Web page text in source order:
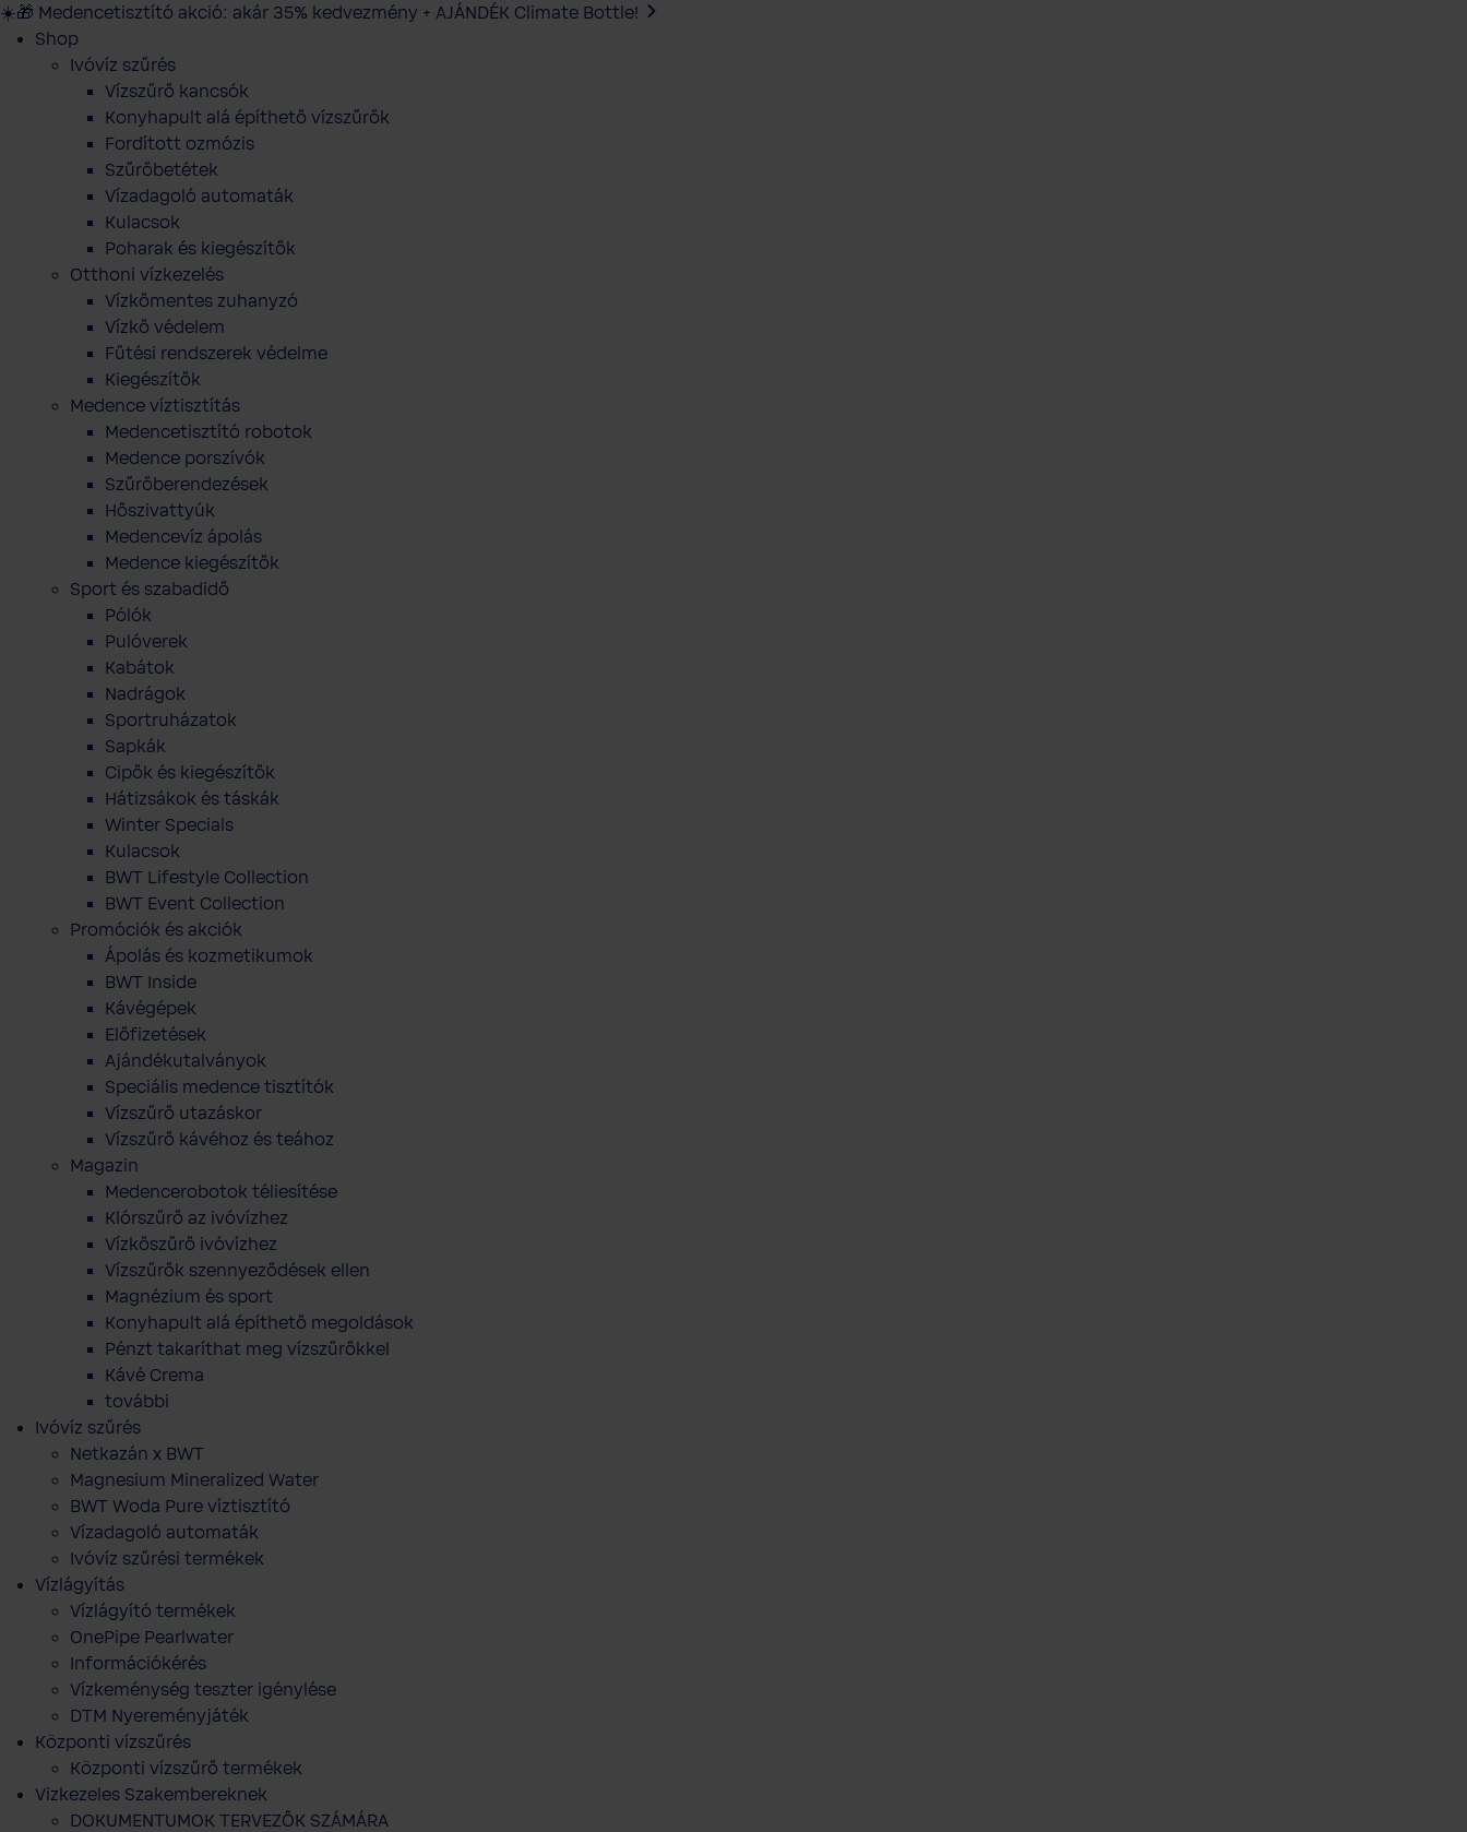
☀️🎁 Medencetisztító akció: akár 35% kedvezmény + AJÁNDÉK Climate Bottle!
Shop
Ivóvíz szűrés
Vízszűrő kancsók
Konyhapult alá építhető vízszűrők
Fordított ozmózis
Szűrőbetétek
Vízadagoló automaták
Kulacsok
Poharak és kiegészítők
Otthoni vízkezelés
Vízkőmentes zuhanyzó
Vízkő védelem
Fűtési rendszerek védelme
Kiegészítők
Medence víztisztítás
Medencetisztító robotok
Medence porszívók
Szűrőberendezések
Hőszivattyúk
Medencevíz ápolás
Medence kiegészítők
Sport és szabadidő
Pólók
Pulóverek
Kabátok
Nadrágok
Sportruházatok
Sapkák
Cipők és kiegészítők
Hátizsákok és táskák
Winter Specials
Kulacsok
BWT Lifestyle Collection
BWT Event Collection
Promóciók és akciók
Ápolás és kozmetikumok
BWT Inside
Kávégépek
Előfizetések
Ajándékutalványok
Speciális medence tisztítók
Vízszűrő utazáskor
Vízszűrő kávéhoz és teához
Magazin
Medencerobotok téliesítése
Klórszűrő az ivóvízhez
Vízkőszűrő ivóvízhez
Vízszűrők szennyeződések ellen
Magnézium és sport
Konyhapult alá építhető megoldások
Pénzt takaríthat meg vízszűrőkkel
Kávé Crema
további
Ivóvíz szűrés
Netkazán x BWT
Magnesium Mineralized Water
BWT Woda Pure víztisztító
Vízadagoló automaták
Ivóvíz szűrési termékek
Vízlágyítás
Vízlágyító termékek
OnePipe Pearlwater
Információkérés
Vízkeménység teszter igénylése
DTM Nyereményjáték
Központi vízszűrés
Központi vízszűrő termékek
Vizkezeles Szakembereknek
DOKUMENTUMOK TERVEZŐK SZÁMÁRA